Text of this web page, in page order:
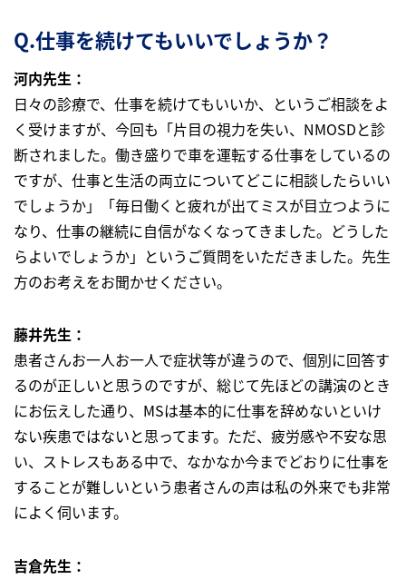
Q.仕事を続けてもいいでしょうか？
河内先生：
日々の診療で、仕事を続けてもいいか、というご相談をよ
く受けますが、今回も「片目の視力を失い、NMOSDと診
断されました。働き盛りで車を運転する仕事をしているの
ですが、仕事と生活の両立についてどこに相談したらいい
でしょうか」「毎日働くと疲れが出てミスが目立つように
なり、仕事の継続に自信がなくなってきました。どうした
らよいでしょうか」というご質問をいただきました。先生
方のお考えをお聞かせください。
藤井先生：
患者さんお一人お一人で症状等が違うので、個別に回答す
るのが正しいと思うのですが、総じて先ほどの講演のとき
にお伝えした通り、MSは基本的に仕事を辞めないといけ
ない疾患ではないと思ってます。ただ、疲労感や不安な思
い、ストレスもある中で、なかなか今までどおりに仕事を
することが難しいという患者さんの声は私の外来でも非常
によく伺います。
吉倉先生：